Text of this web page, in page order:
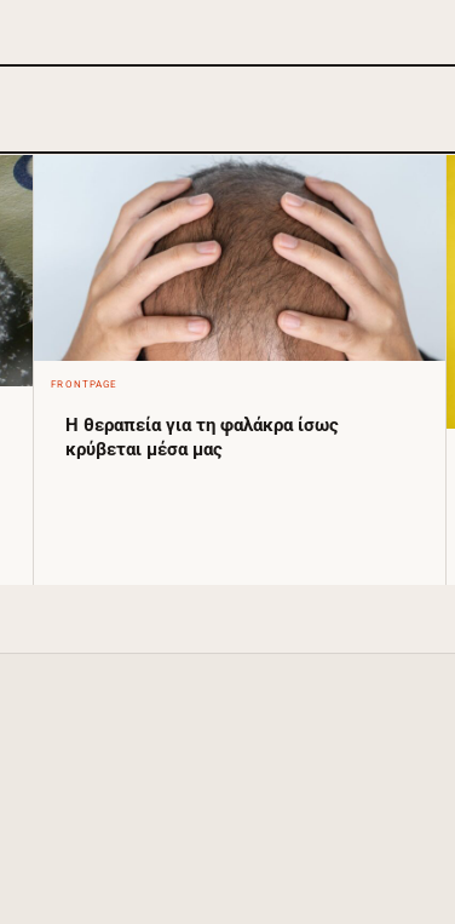
FRONTPAGE
Η θεραπεία για τη φαλάκρα ίσως
κρύβεται μέσα μας